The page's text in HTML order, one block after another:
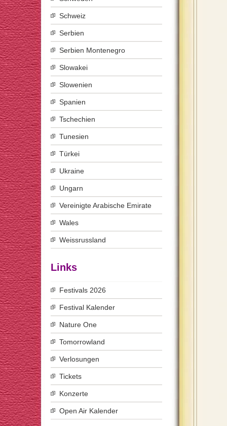
Schweiz
Serbien
Serbien Montenegro
Slowakei
Slowenien
Spanien
Tschechien
Tunesien
Türkei
Ukraine
Ungarn
Vereinigte Arabische Emirate
Wales
Weissrussland
Links
Festivals 2026
Festival Kalender
Nature One
Tomorrowland
Verlosungen
Tickets
Konzerte
Open Air Kalender